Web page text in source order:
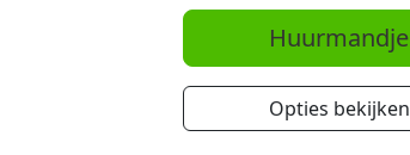
Huurmandje
Opties bekijken